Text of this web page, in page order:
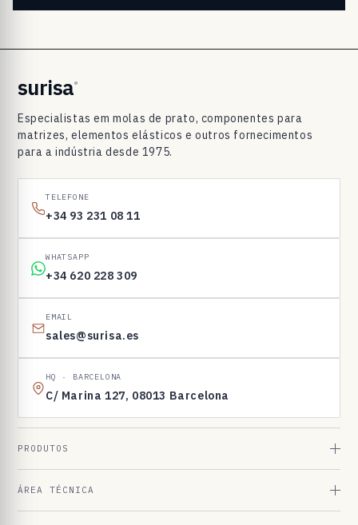
3
D
N
E
N
8
surisa®
Especialistas em molas de prato, componentes para
matrizes, elementos elásticos e outros fornecimentos
para a indústria desde 1975.
TELEFONE
+34 93 231 08 11
WHATSAPP
+34 620 228 309
EMAIL
sales@surisa.es
HQ · BARCELONA
C/ Marina 127, 08013 Barcelona
PRODUTOS
ÁREA TÉCNICA